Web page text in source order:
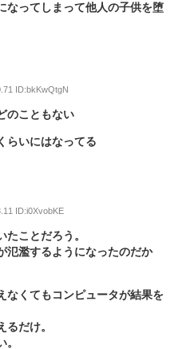
なってしまって他人の子供を堕
ID:bkKwQtgN
のこともない
らいにはなってる
ID:i0XvobKE
たことだろう。
氾濫するようになったのだか
なくてもコンピュータが結果を
るだけ。
。